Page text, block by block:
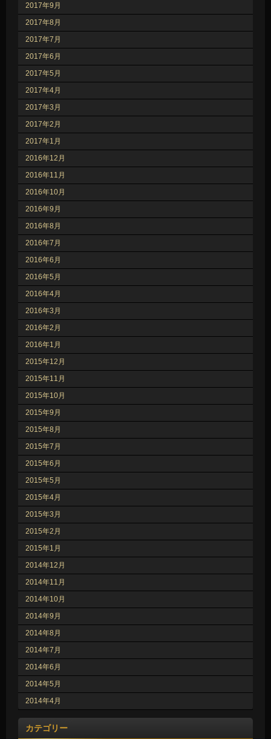
2017年9月
2017年8月
2017年7月
2017年6月
2017年5月
2017年4月
2017年3月
2017年2月
2017年1月
2016年12月
2016年11月
2016年10月
2016年9月
2016年8月
2016年7月
2016年6月
2016年5月
2016年4月
2016年3月
2016年2月
2016年1月
2015年12月
2015年11月
2015年10月
2015年9月
2015年8月
2015年7月
2015年6月
2015年5月
2015年4月
2015年3月
2015年2月
2015年1月
2014年12月
2014年11月
2014年10月
2014年9月
2014年8月
2014年7月
2014年6月
2014年5月
2014年4月
カテゴリー